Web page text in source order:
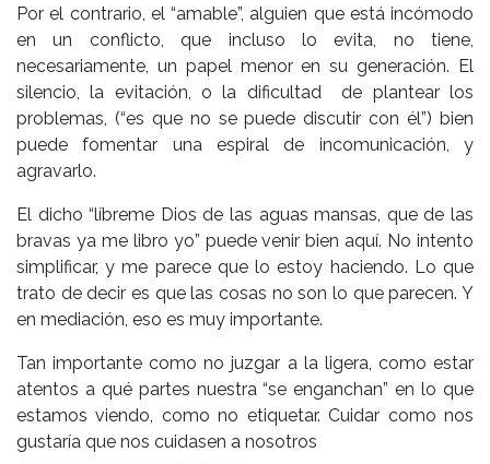
Por el contrario, el “amable”, alguien que está incómodo
en un conflicto, que incluso lo evita, no tiene,
necesariamente, un papel menor en su generación. El
silencio, la evitación, o la dificultad de plantear los
problemas, (“es que no se puede discutir con él”) bien
puede fomentar una espiral de incomunicación, y
agravarlo.
El dicho “líbreme Dios de las aguas mansas, que de las
bravas ya me libro yo” puede venir bien aquí. No intento
simplificar, y me parece que lo estoy haciendo. Lo que
trato de decir es que las cosas no son lo que parecen. Y
en mediación, eso es muy importante.
Tan importante como no juzgar a la ligera, como estar
atentos a qué partes nuestra “se enganchan” en lo que
estamos viendo, como no etiquetar. Cuidar como nos
gustaría que nos cuidasen a nosotros